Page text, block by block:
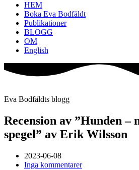
HEM
Boka Eva Bodfäldt
Publikationer
BLOGG
OM
English
Eva Bodfäldts blogg
Recension av ”Hunden –
spegel” av Erik Wilsson
2023-06-08
Inga kommentarer